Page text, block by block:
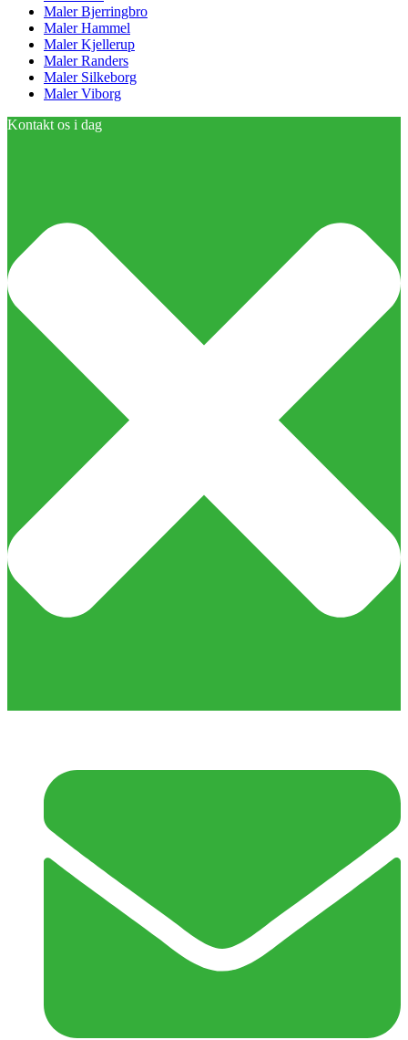
Maler Bjerringbro
Maler Hammel
Maler Kjellerup
Maler Randers
Maler Silkeborg
Maler Viborg
Kontakt os i dag